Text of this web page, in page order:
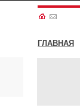
ГЛАВНАЯ